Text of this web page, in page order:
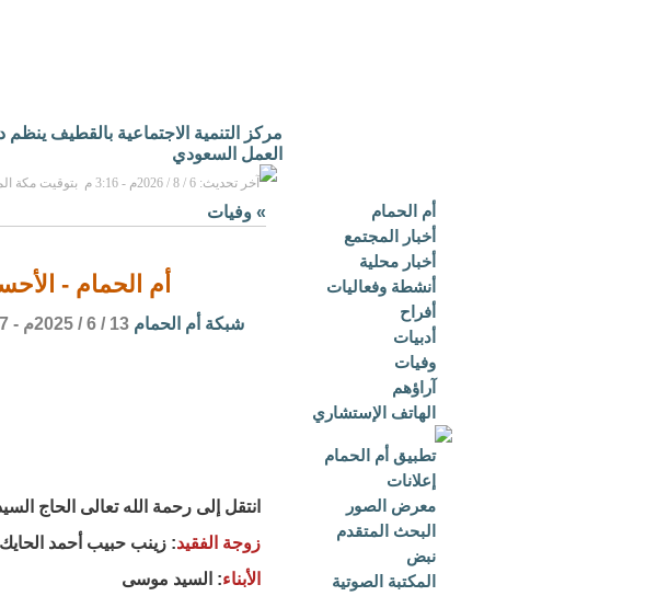
مركز التنمية الاجتماعية بالقطيف ينظم
العمل السعودي
آخر تحديث: 6 / 8 / 2026م - 3:16 م بتوقيت مكة المكرمة
أم الحمام
أخبار المجتمع
أخبار محلية
أنشطة وفعاليات
أفراح
أدبيات
وفيات
آراؤهم
الهاتف الإستشاري
تطبيق أم الحمام
إعلانات
معرض الصور
البحث المتقدم
نبض
المكتبة الصوتية
» وفيات
أم الحمام -
شبكة أم الحمام 13 / 6 / 2025م - 11:17 ص
انتقل إلى رحمة الله تعالى الحاج
زوجة الفقيد: زينب حبيب أحمد الحايك
الأبناء: السيد موسى